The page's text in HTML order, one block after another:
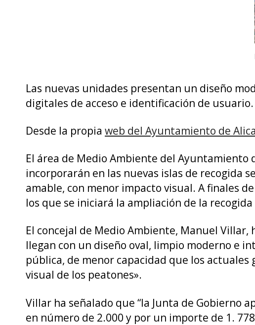
Las nuevas unidades presentan un diseño
digitales de acceso e identificación de usuario.
Desde la propia web del Ayuntamiento de
El área de Medio Ambiente del Ayuntamiento
incorporarán en las nuevas islas de recogida
amable, con menor impacto visual. A finales
los que se iniciará la ampliación de la
El concejal de Medio Ambiente, Manuel
llegan con un diseño oval, limpio moderno e
pública, de menor capacidad que los
visual de los peatones».
Villar ha señalado que “la Junta de Gobierno
en número de 2.000 y por un importe de 1.